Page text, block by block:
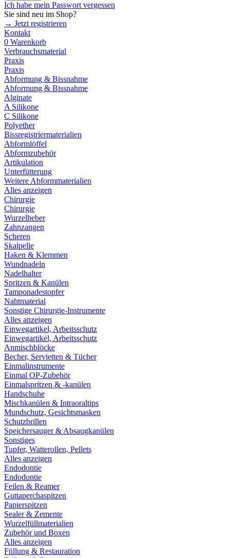
Ich habe mein Passwort vergessen
Sie sind neu im Shop?
→ Jetzt registrieren
Kontakt
0 Warenkorb
Verbrauchsmaterial
Praxis
Praxis
Abformung & Bissnahme
Abformung & Bissnahme
Alginate
A Silikone
C Silikone
Polyether
Bissregistriermaterialien
Abformlöffel
Abformzubehör
Artikulation
Unterfütterung
Weitere Abformmaterialien
Alles anzeigen
Chirurgie
Chirurgie
Wurzelheber
Zahnzangen
Scheren
Skalpelle
Haken & Klemmen
Wundnadeln
Nadelhalter
Spritzen & Kanülen
Tamponadestopfer
Nahtmaterial
Sonstige Chirurgie-Instrumente
Alles anzeigen
Einwegartikel, Arbeitsschutz
Einwegartikel, Arbeitsschutz
Anmischblöcke
Becher, Servietten & Tücher
Einmalinstrumente
Einmal OP-Zubehör
Einmalspritzen & -kanülen
Handschuhe
Mischkanülen & Intraoraltips
Mundschutz, Gesichtsmasken
Schutzbrillen
Speichersauger & Absaugkanülen
Sonstiges
Tupfer, Watterollen, Pellets
Alles anzeigen
Endodontie
Endodontie
Feilen & Reamer
Guttaperchaspitzen
Papierspitzen
Sealer & Zemente
Wurzelfüllmaterialien
Zubehör und Boxen
Alles anzeigen
Füllung & Restauration